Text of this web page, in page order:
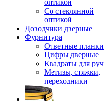
оптикой
Со стеклянной
оптикой
Доводчики дверные
Фурнитура
Ответные планки
Цифры дверные
Квадраты для
Метизы, стяжки,
переходники